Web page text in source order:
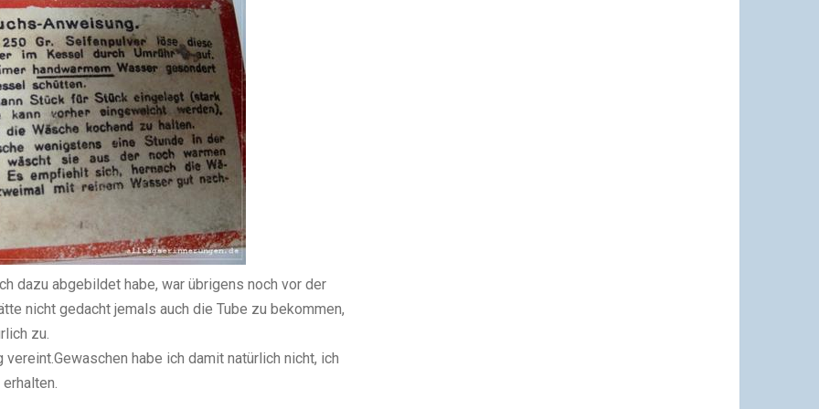
dazu abgebildet habe, war übrigens noch vor der
nicht gedacht jemals auch die Tube zu bekommen,
zu.
vereint.Gewaschen habe ich damit natürlich nicht, ich